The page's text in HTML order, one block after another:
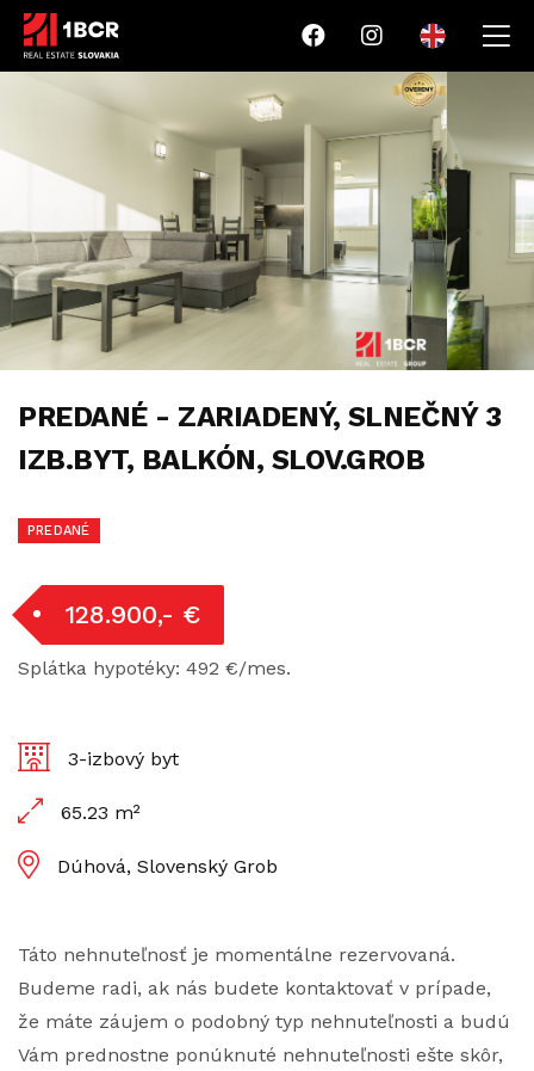
PREDANÉ - ZARIADENÝ, SLNEČNÝ 3
IZB.BYT, BALKÓN, SLOV.GROB
PREDANÉ
128.900,- €
Splátka hypotéky: 492 €/mes.
3-izbový byt
65.23 m²
Dúhová, Slovenský Grob
Táto nehnuteľnosť je momentálne rezervovaná.
Budeme radi, ak nás budete kontaktovať v prípade,
že máte záujem o podobný typ nehnuteľnosti a budú
Vám prednostne ponúknuté nehnuteľnosti ešte skôr,